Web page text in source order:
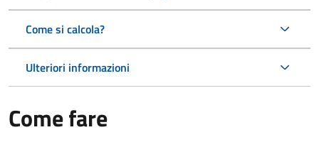
Come si calcola?
Ulteriori informazioni
Come fare